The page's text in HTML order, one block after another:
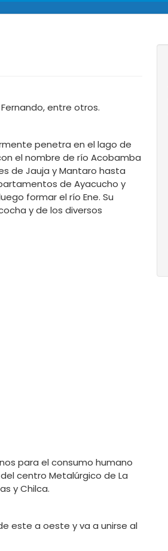
Fernando, entre otros.
penetra en el lago de
el nombre de río Acobamba
de Jauja y Mantaro hasta
de Ayacucho y
formar el río Ene. Su
y de los diversos
para el consumo humano
centro Metalúrgico de La
y Chilca.
este a oeste y va a unirse al